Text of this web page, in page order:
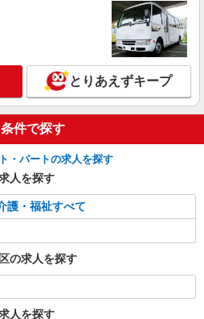
イサービスSTAFF＊16時退社も
世代活躍中
円〜2250円 ＜日払い有/週払い有/交
(ガソリン代含む)＞
区≪最寄駅：根岸駅≫
詳細を見る
いOK
円〜2250円 ＜日払い有/週払い有/交
(ガソリン代含む)＞
区【最寄り駅：関内駅】
とりあえずキープ
件で探す
・パートの求人を探す
人を探す
護・福祉すべて
の求人を探す
人を探す